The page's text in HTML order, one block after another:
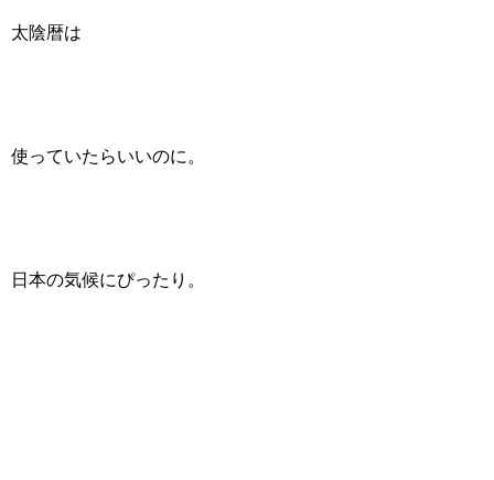
太陰暦は
使っていたらいいのに。
日本の気候にぴったり。